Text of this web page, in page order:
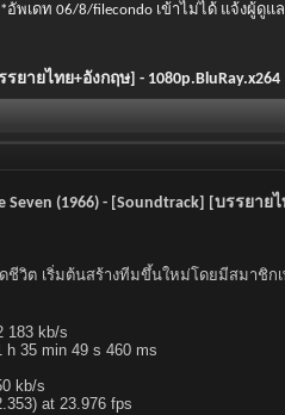
อัพเดท 06/8/filecondo เข้าไม่ได้ แจ้งผู้ดู
ยายไทย+อังกฤษ] - 1080p.BluRay.x264
Seven (1966) - [Soundtrack] [บรรยาย
ชีวิต เริ่มต้นสร้างทีมขึ้นใหม่โดยมีสมาชิ
183 kb/s
h 35 min 49 s 460 ms
kb/s
at 23.976 fps